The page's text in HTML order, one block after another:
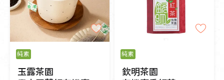
純素
玉露茶園
純素
欽明茶園